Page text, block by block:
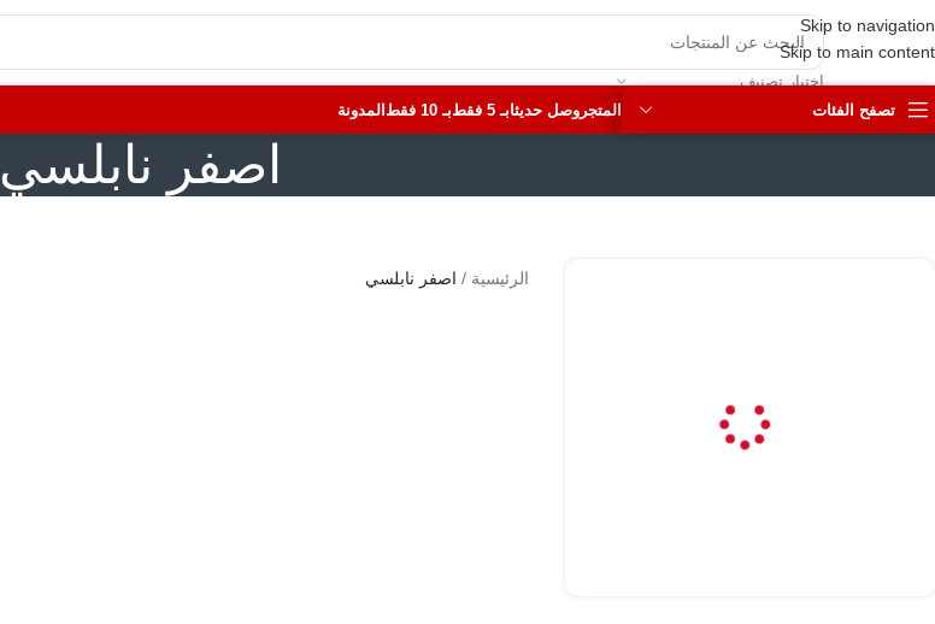
Skip to navigation
Skip to main content
اختيار تصنيف
تصفح الفئات المتجر وصل حديثابـ 5 فقط بـ 10 فقط المدونة
اصفر نابلسي
الرئيسية / اصفر نابلسي